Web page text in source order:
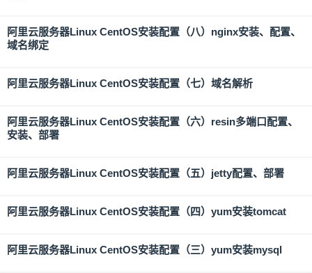
阿里云服务器Linux CentOS安装配置（八）nginx安装、配置、
域名绑定
阿里云服务器Linux CentOS安装配置（七）域名解析
阿里云服务器Linux CentOS安装配置（六）resin多端口配置、
安装、部署
阿里云服务器Linux CentOS安装配置（五）jetty配置、部署
阿里云服务器Linux CentOS安装配置（四）yum安装tomcat
阿里云服务器Linux CentOS安装配置（三）yum安装mysql